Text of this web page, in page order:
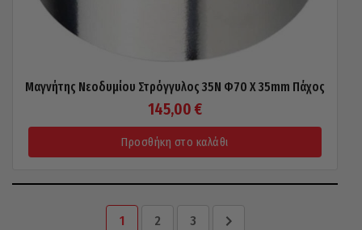
Μαγνήτης Νεοδυμίου Στρόγγυλος 35N Φ70 X 35mm Πάχος
145,00 €
Προσθήκη στο καλάθι
1 2 3